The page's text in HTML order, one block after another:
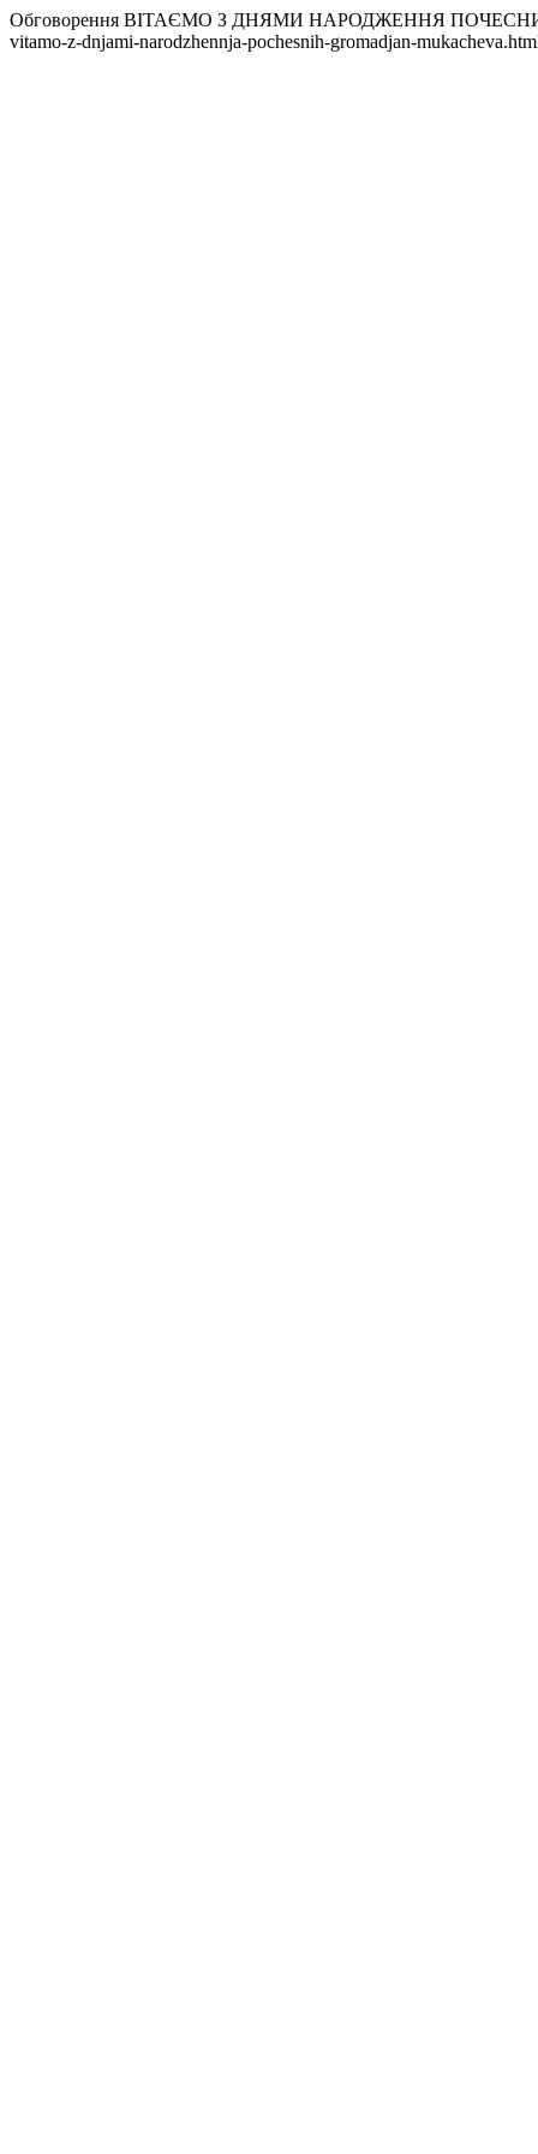
Обговорення ВІТАЄМО З ДНЯМИ НАРОДЖЕННЯ
vitamo-z-dnjami-narodzhennja-pochesnih-gromadjan-